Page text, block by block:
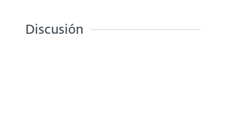
Discusión